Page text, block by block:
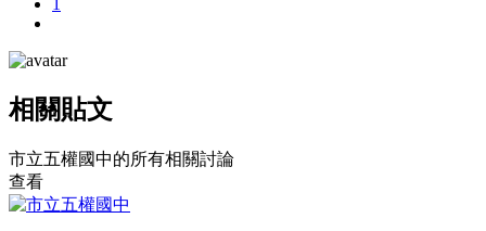
相關貼文
市立五權國中的所有相關討論
查看